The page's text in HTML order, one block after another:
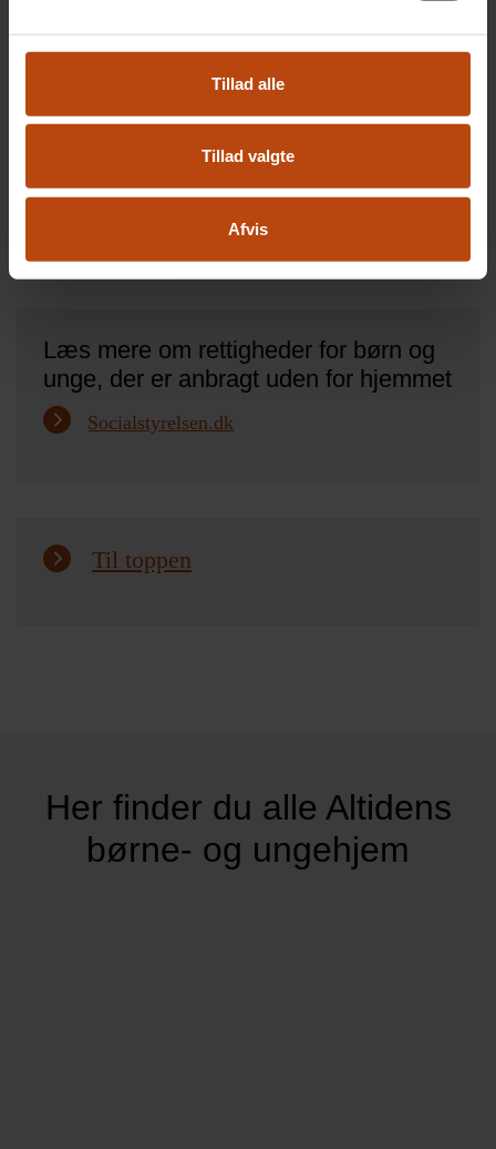
Tillad alle
Tillad valgte
Afvis
Læs mere om rettigheder for børn og
unge, der er anbragt uden for hjemmet
Socialstyrelsen.dk
Til toppen
Her finder du alle Altidens
børne- og ungehjem